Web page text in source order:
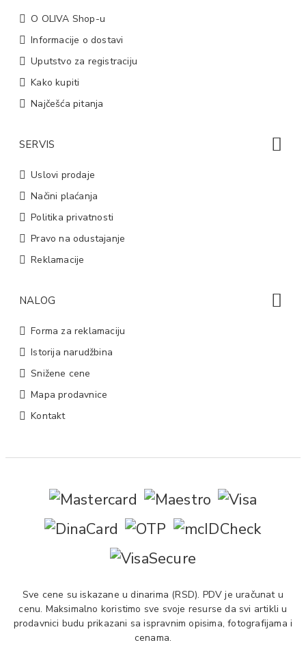
O OLIVA Shop-u
Informacije o dostavi
Uputstvo za registraciju
Kako kupiti
Najčešća pitanja
SERVIS
Uslovi prodaje
Načini plaćanja
Politika privatnosti
Pravo na odustajanje
Reklamacije
NALOG
Forma za reklamaciju
Istorija narudžbina
Snižene cene
Mapa prodavnice
Kontakt
Sve cene su iskazane u dinarima (RSD). PDV je uračunat u
cenu. Maksimalno koristimo sve svoje resurse da svi artikli u
prodavnici budu prikazani sa ispravnim opisima, fotografijama i
cenama.